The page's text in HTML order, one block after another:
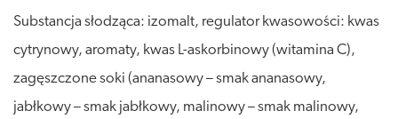
Substancja słodząca: izomalt, regulator kwasowości: kwas
cytrynowy, aromaty, kwas L-askorbinowy (witamina C),
zagęszczone soki (ananasowy – smak ananasowy,
jabłkowy – smak jabłkowy, malinowy – smak malinowy,